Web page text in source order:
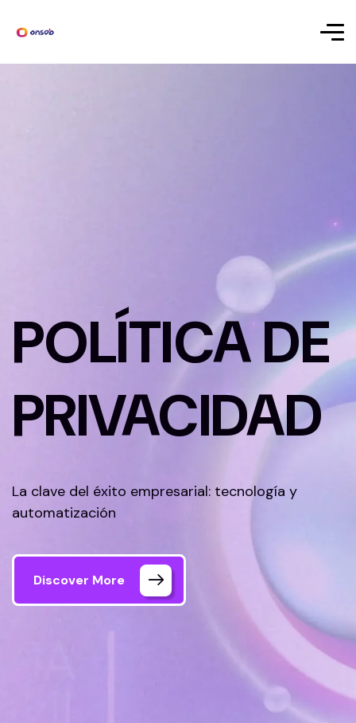
POLÍTICA DE
PRIVACIDAD
La clave del éxito empresarial: tecnología y
automatización
Discover More